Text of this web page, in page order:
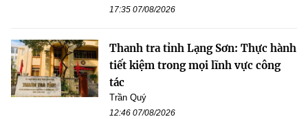
17:35 07/08/2026
Thanh tra tỉnh Lạng Sơn: Thực hành
tiết kiệm trong mọi lĩnh vực công
tác
Trần Quý
12:46 07/08/2026